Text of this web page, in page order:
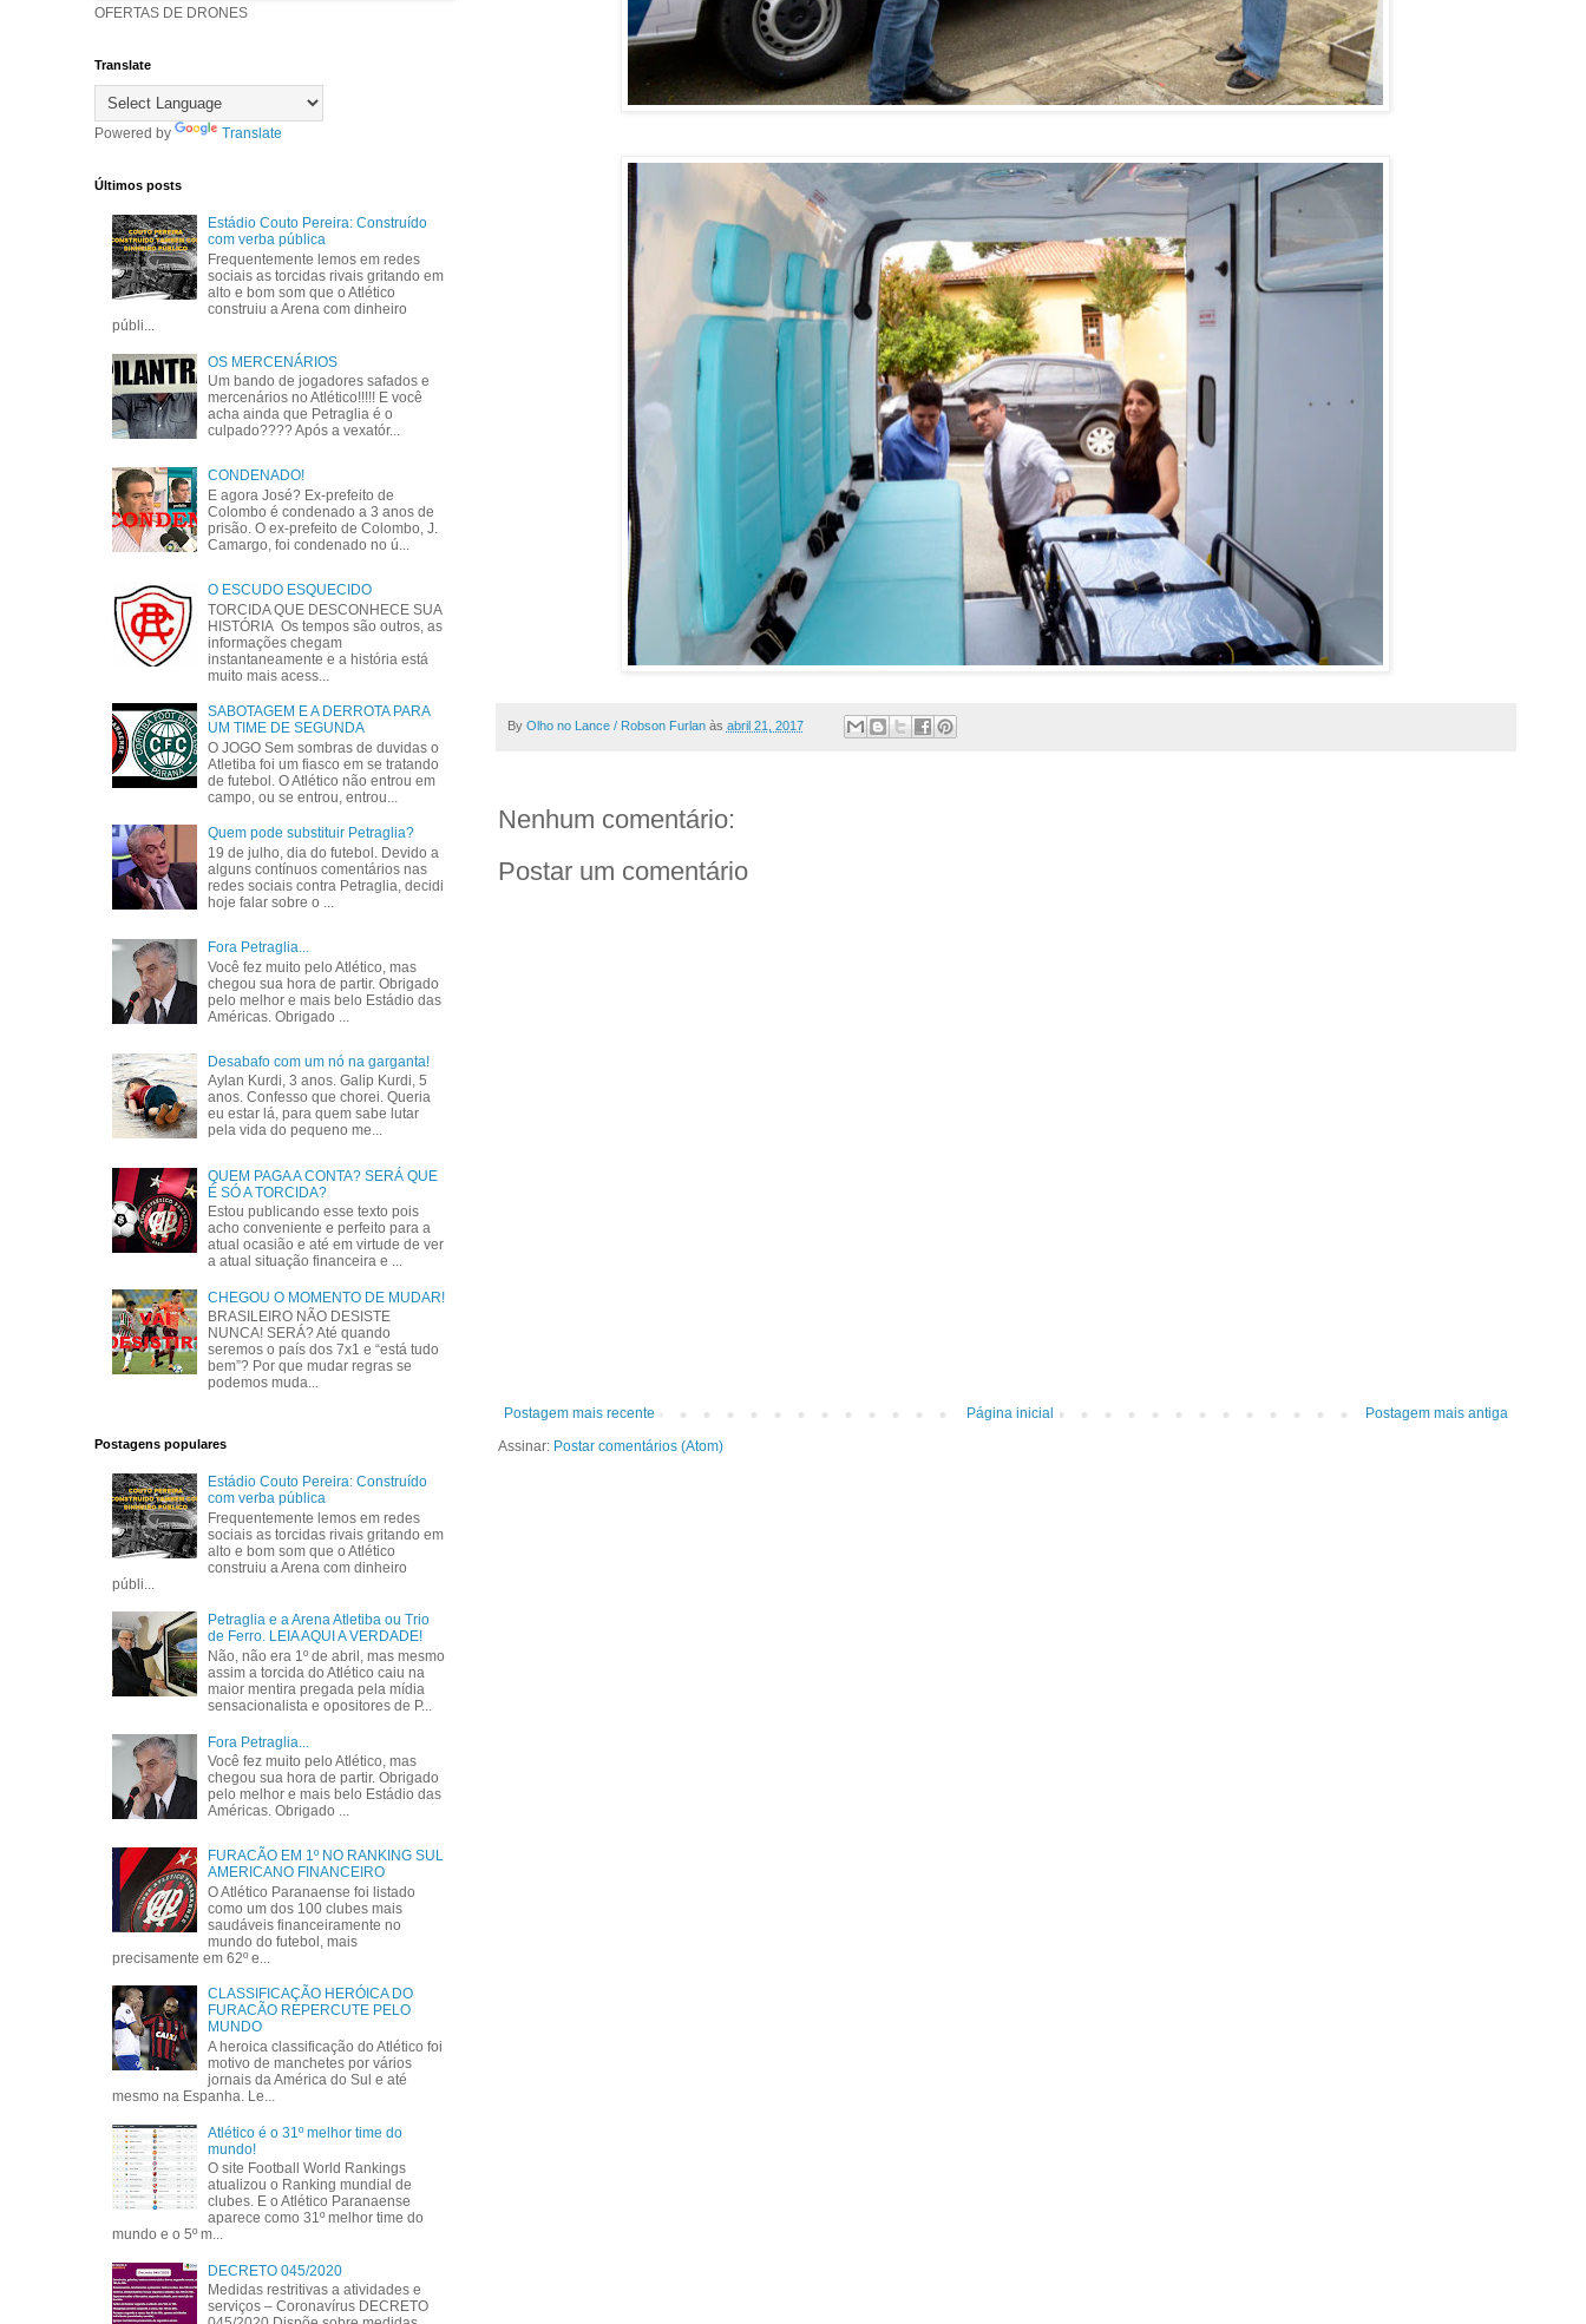
By Olho no Lance / Robson Furlan às abril 21, 2017
Nenhum comentário:
Postar um comentário
Postagem mais recente Postagem mais antiga
Página inicial
Assinar: Postar comentários (Atom)
OFERTAS DE DRONES
Translate
Powered by Translate
Últimos posts
Estádio Couto Pereira: Construído
com verba pública
Frequentemente lemos em redes
sociais as torcidas rivais gritando em
alto e bom som que o Atlético
construiu a Arena com dinheiro
públi...
OS MERCENÁRIOS
Um bando de jogadores safados e
mercenários no Atlético!!!!! E você
acha ainda que Petraglia é o
culpado???? Após a vexatór...
CONDENADO!
E agora José? Ex-prefeito de
Colombo é condenado a 3 anos de
prisão. O ex-prefeito de Colombo, J.
Camargo, foi condenado no ú...
O ESCUDO ESQUECIDO
TORCIDA QUE DESCONHECE SUA
HISTÓRIA Os tempos são outros, as
informações chegam
instantaneamente e a história está
muito mais acess...
SABOTAGEM E A DERROTA PARA
UM TIME DE SEGUNDA
O JOGO Sem sombras de duvidas o
Atletiba foi um fiasco em se tratando
de futebol. O Atlético não entrou em
campo, ou se entrou, entrou...
Quem pode substituir Petraglia?
19 de julho, dia do futebol. Devido a
alguns contínuos comentários nas
redes sociais contra Petraglia, decidi
hoje falar sobre o ...
Fora Petraglia...
Você fez muito pelo Atlético, mas
chegou sua hora de partir. Obrigado
pelo melhor e mais belo Estádio das
Américas. Obrigado ...
Desabafo com um nó na garganta!
Aylan Kurdi, 3 anos. Galip Kurdi, 5
anos. Confesso que chorei. Queria
eu estar lá, para quem sabe lutar
pela vida do pequeno me...
QUEM PAGA A CONTA? SERÁ QUE
É SÓ A TORCIDA?
Estou publicando esse texto pois
acho conveniente e perfeito para a
atual ocasião e até em virtude de ver
a atual situação financeira e ...
CHEGOU O MOMENTO DE MUDAR!
BRASILEIRO NÃO DESISTE
NUNCA! SERÁ? Até quando
seremos o país dos 7x1 e “está tudo
bem”? Por que mudar regras se
podemos muda...
Postagens populares
Estádio Couto Pereira: Construído
com verba pública
Frequentemente lemos em redes
sociais as torcidas rivais gritando em
alto e bom som que o Atlético
construiu a Arena com dinheiro
públi...
Petraglia e a Arena Atletiba ou Trio
de Ferro. LEIA AQUI A VERDADE!
Não, não era 1º de abril, mas mesmo
assim a torcida do Atlético caiu na
maior mentira pregada pela mídia
sensacionalista e opositores de P...
Fora Petraglia...
Você fez muito pelo Atlético, mas
chegou sua hora de partir. Obrigado
pelo melhor e mais belo Estádio das
Américas. Obrigado ...
FURACÃO EM 1º NO RANKING SUL
AMERICANO FINANCEIRO
O Atlético Paranaense foi listado
como um dos 100 clubes mais
saudáveis financeiramente no
mundo do futebol, mais
precisamente em 62º e...
CLASSIFICAÇÃO HERÓICA DO
FURACÃO REPERCUTE PELO
MUNDO
A heroica classificação do Atlético foi
motivo de manchetes por vários
jornais da América do Sul e até
mesmo na Espanha. Le...
Atlético é o 31º melhor time do
mundo!
O site Football World Rankings
atualizou o Ranking mundial de
clubes. E o Atlético Paranaense
aparece como 31º melhor time do
mundo e o 5º m...
DECRETO 045/2020
Medidas restritivas a atividades e
serviços – Coronavírus DECRETO